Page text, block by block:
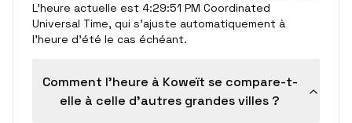
L'heure actuelle est 4:29:51 PM Coordinated
Universal Time, qui s'ajuste automatiquement à
l'heure d'été le cas échéant.
Comment l'heure à Koweït se compare-t-
elle à celle d'autres grandes villes ?